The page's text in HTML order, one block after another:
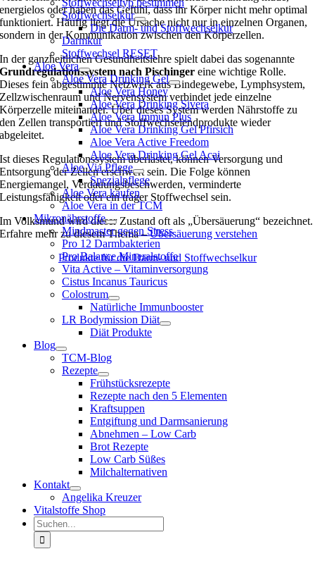
Stoffwechseltyp bestimmen
Stoffwechselkur
Die Darm- und Stoffwechselkur
Darmkur
Stoffwechsel RESET
Aloe Vera
Aloe Vera Drinking Gel
Aloe Vera Honey
Aloe Vera Drinking Sivera
Aloe Vera Immun Plus
Aloe Vera Drinking Gel Pfirsich
Aloe Vera Active Freedom
Aloe Vera Drinking Gel Acai
Aloe Via Pflege
Spezialpflege
Aloe Vera kaufen
Aloe Vera in der TCM
Mikronährstoffe
Mindmaster gegen Stress
Pro 12 Darmbakterien
Pro Balance Mineralstoffe
Vita Active – Vitaminversorgung
Cistus Incanus Tauricus
Colostrum
Natürliche Immunbooster
LR Bodymission Diät
Diät Produkte
Blog
TCM-Blog
Rezepte
Frühstücksrezepte
Rezepte nach den 5 Elementen
Kraftsuppen
Entgiftung und Darmsanierung
Abnehmen – Low Carb
Brot Rezepte
Low Carb Süßes
Milchalternativen
Kontakt
Angelika Kreuzer
Vitalstoffe Shop
Suche
nach:
energielos oder haben das Gefühl, dass ihr Körper nicht mehr optimal
funktioniert. Häufig liegt die Ursache nicht nur in einzelnen Organen,
sondern in der Kommunikation zwischen den Körperzellen.
In der ganzheitlichen Gesundheitslehre spielt dabei das sogenannte
Grundregulationssystem nach Pischinger eine wichtige Rolle.
Dieses fein abgestimmte Netzwerk aus Bindegewebe, Lymphsystem,
Zellzwischenraum und Nervensystem verbindet jede einzelne
Körperzelle miteinander. Über dieses System werden Nährstoffe zu
den Zellen transportiert und Stoffwechselendprodukte wieder
abgeleitet.
Ist dieses Regulationssystem überlastet, können Versorgung und
Entsorgung der Zellen erschwert sein. Die Folge können
Energiemangel, Verdauungsbeschwerden, verminderte
Leistungsfähigkeit oder ein träger Stoffwechsel sein.
Im Volksmund wird dieser Zustand oft als „Übersäuerung“ bezeichnet.
Erfahre mehr zu diesem Thema –Übersäuerung verstehen
Produkte für die Darm- und Stoffwechselkur